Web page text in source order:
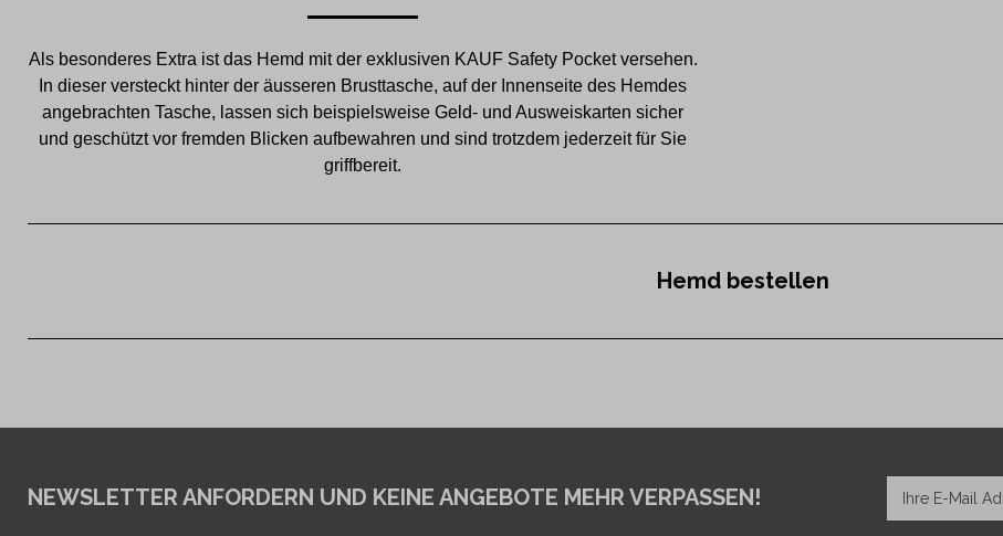
Als besonderes Extra ist das Hemd mit der exklusiven KAUF Safety Pocket versehen.
In dieser versteckt hinter der äusseren Brusttasche, auf der Innenseite des Hemdes
angebrachten Tasche, lassen sich beispielsweise Geld- und Ausweiskarten sicher
und geschützt vor fremden Blicken aufbewahren und sind trotzdem jederzeit für Sie
griffbereit.
Hemd bestellen
NEWSLETTER ANFORDERN UND KEINE ANGEBOTE MEHR VERPASSEN!